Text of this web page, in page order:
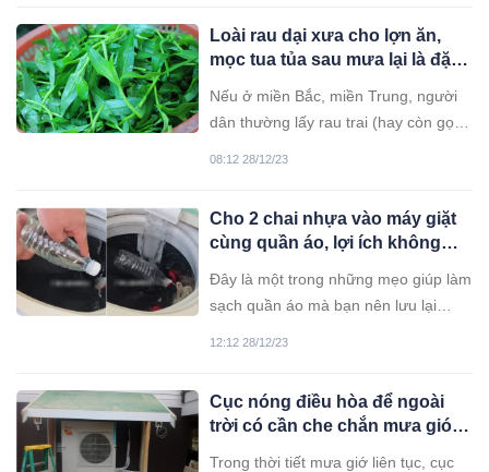
Loài rau dại xưa cho lợn ăn,
mọc tua tủa sau mưa lại là đặc
sức khỏe
Nếu ở miền Bắc, miền Trung, người
dân thường lấy rau trai (hay còn gọi
Rau trai vốn là loại cỏ mọc hoang ở
bờ ruộng, ngắt ra có nước hơi nhớt.
08:12 28/12/23
Cho 2 chai nhựa vào máy giặt
cùng quần áo, lợi ích không
Đây là một trong những mẹo giúp làm
sạch quần áo mà bạn nên lưu lại
12:12 28/12/23
Cục nóng điều hòa để ngoài
trời có cần che chắn mưa gió:
Trong thời tiết mưa giớ liên tục, cục